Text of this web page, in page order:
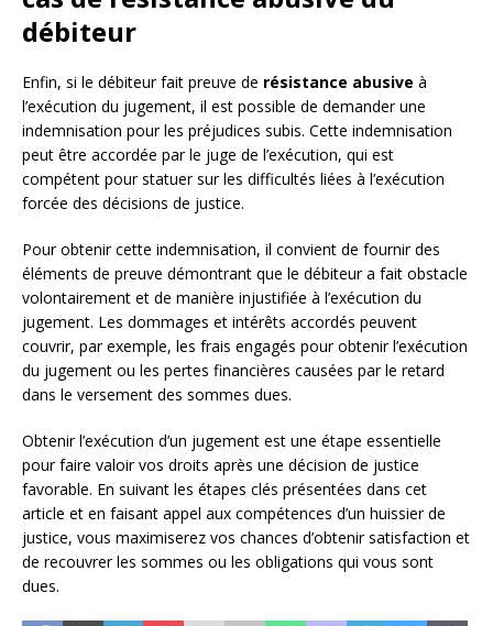
débiteur
Enfin, si le débiteur fait preuve de résistance abusive à
l’exécution du jugement, il est possible de demander une
indemnisation pour les préjudices subis. Cette indemnisation
peut être accordée par le juge de l’exécution, qui est
compétent pour statuer sur les difficultés liées à l’exécution
forcée des décisions de justice.
Pour obtenir cette indemnisation, il convient de fournir des
éléments de preuve démontrant que le débiteur a fait obstacle
volontairement et de manière injustifiée à l’exécution du
jugement. Les dommages et intérêts accordés peuvent
couvrir, par exemple, les frais engagés pour obtenir l’exécution
du jugement ou les pertes financières causées par le retard
dans le versement des sommes dues.
Obtenir l’exécution d’un jugement est une étape essentielle
pour faire valoir vos droits après une décision de justice
favorable. En suivant les étapes clés présentées dans cet
article et en faisant appel aux compétences d’un huissier de
justice, vous maximiserez vos chances d’obtenir satisfaction et
de recouvrer les sommes ou les obligations qui vous sont
dues.